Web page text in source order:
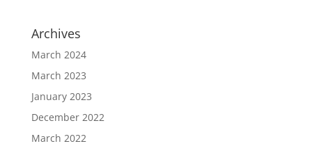
Archives
March 2024
March 2023
January 2023
December 2022
March 2022